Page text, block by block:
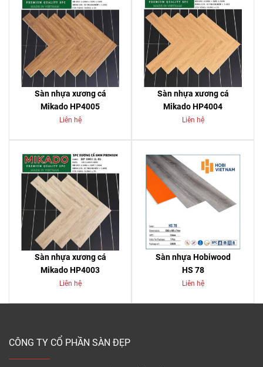
Sàn nhựa xương cá
Mikado HP4005
Liên hệ
Sàn nhựa xương cá
Mikado HP4004
Liên hệ
Sàn nhựa xương cá
Mikado HP4003
Liên hệ
Sàn nhựa Hobiwood
HS 78
Liên hệ
CÔNG TY CỔ PHẦN SÀN ĐẸP